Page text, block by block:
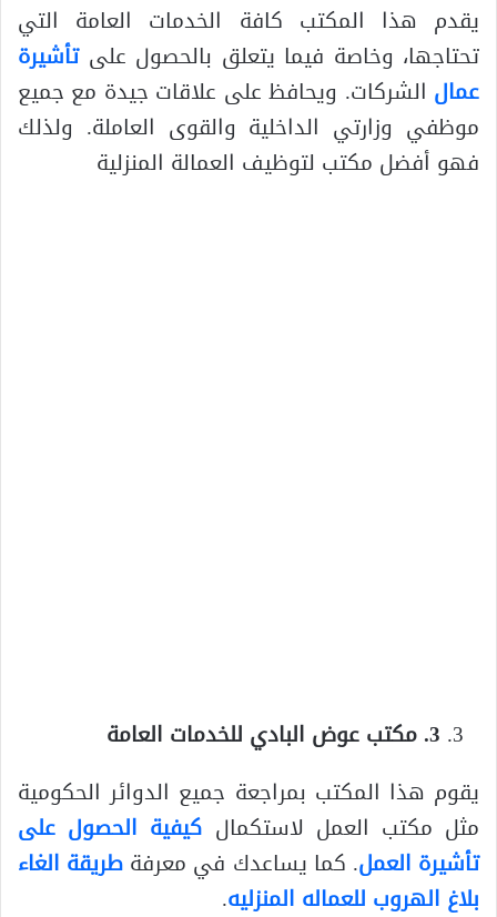
يقدم هذا المكتب كافة الخدمات العامة التي
تحتاجها، وخاصة فيما يتعلق بالحصول على تأشيرة
عمال الشركات. ويحافظ على علاقات جيدة مع جميع
موظفي وزارتي الداخلية والقوى العاملة. ولذلك
فهو أفضل مكتب لتوظيف العمالة المنزلية
3. مكتب عوض البادي للخدمات العامة
يقوم هذا المكتب بمراجعة جميع الدوائر الحكومية
مثل مكتب العمل لاستكمال كيفية الحصول على
تأشيرة العمل. كما يساعدك في معرفةطريقة الغاء
بلاغ الهروب للعماله المنزليه.